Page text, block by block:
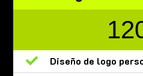

Diseño de logo